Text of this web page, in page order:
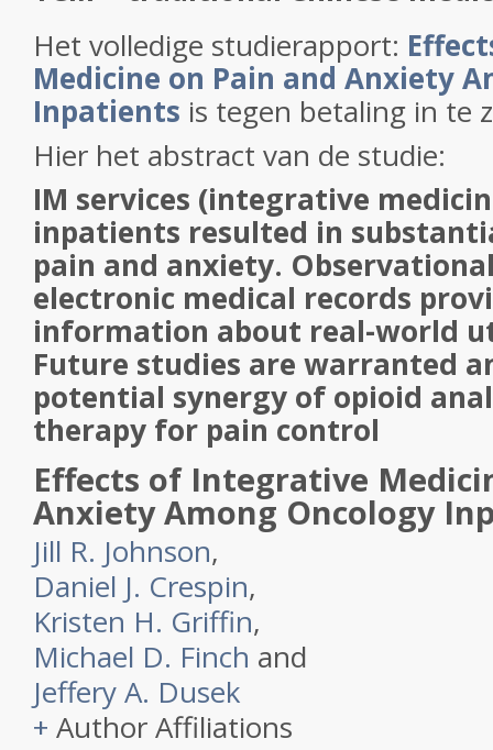
Het volledige studierapport:
Medicine on Pain and Anxiety
Inpatients is tegen betaling in te
Hier het abstract van de studie:
IM services (integrative
inpatients resulted in
pain and anxiety.
electronic medical records
information about real-world
Future studies are warranted
potential synergy of opioid
therapy for pain control
Effects of Integrative
Anxiety Among Oncology
Jill R. Johnson,
Daniel J. Crespin,
Kristen H. Griffin,
Michael D. Finch and
Jeffery A. Dusek
+ Author Affiliations